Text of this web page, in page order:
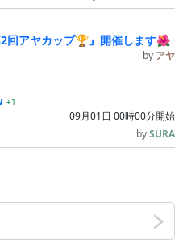
回アヤカップ🏆』開催します🌺
by アヤ
+1
09月01日 00時00分開始
bySURA